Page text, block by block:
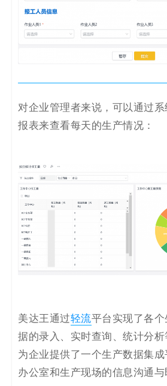
对企业管理者来说，可以通过
报表来查看每天的生产情况：
美达王通过轻流平台实现了各
据的录入、实时查询、统计分
为企业提供了一个生产数据集
办公室和生产现场的信息沟通与